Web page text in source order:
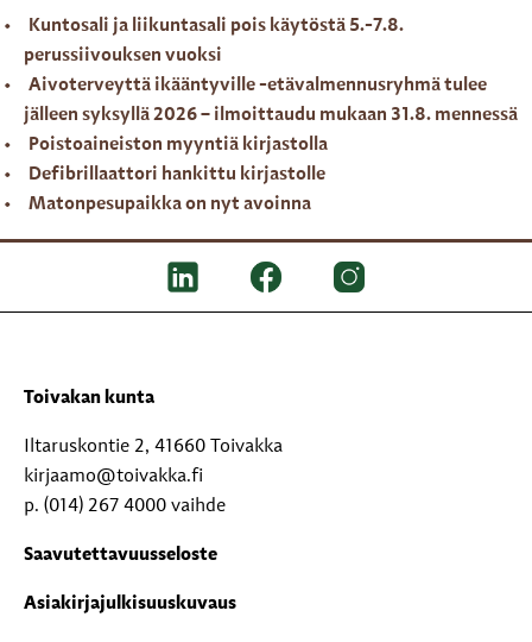
Kuntosali ja liikuntasali pois käytöstä 5.-7.8.
perussiivouksen vuoksi
Aivoterveyttä ikääntyville -etävalmennusryhmä tulee
jälleen syksyllä 2026 – ilmoittaudu mukaan 31.8. mennessä
Poistoaineiston myyntiä kirjastolla
Defibrillaattori hankittu kirjastolle
Matonpesupaikka on nyt avoinna
Toivakan kunta
Iltaruskontie 2, 41660 Toivakka
kirjaamo@toivakka.fi
p. (014) 267 4000 vaihde
Saavutettavuusseloste
Asiakirjajulkisuuskuvaus